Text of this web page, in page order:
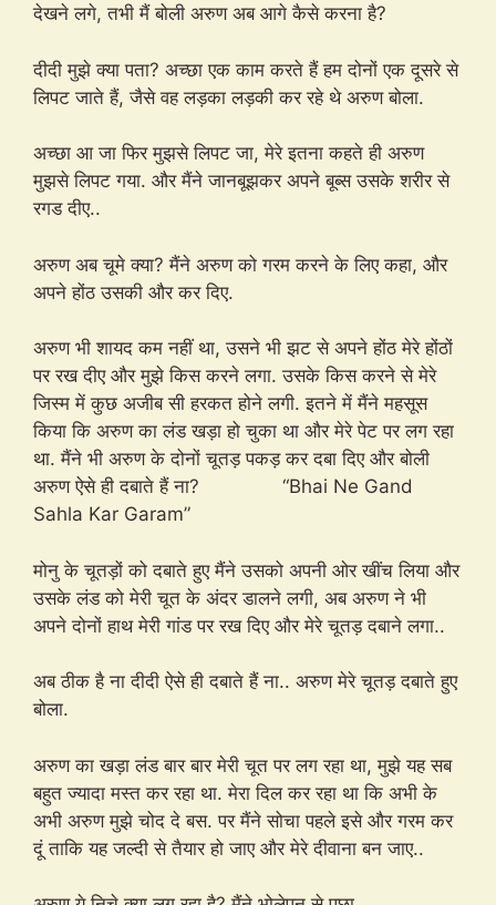
देखने लगे, तभी मैं बोली अरुण अब आगे कैसे करना है?
दीदी मुझे क्या पता? अच्छा एक काम करते हैं हम दोनों एक दूसरे से
लिपट जाते हैं, जैसे वह लड़का लड़की कर रहे थे अरुण बोला.
अच्छा आ जा फिर मुझसे लिपट जा, मेरे इतना कहते ही अरुण
मुझसे लिपट गया. और मैंने जानबूझकर अपने बूब्स उसके शरीर से
रगड दीए..
अरुण अब चूमे क्या? मैंने अरुण को गरम करने के लिए कहा, और
अपने होंठ उसकी और कर दिए.
अरुण भी शायद कम नहीं था, उसने भी झट से अपने होंठ मेरे होंठों
पर रख दीए और मुझे किस करने लगा. उसके किस करने से मेरे
जिस्म में कुछ अजीब सी हरकत होने लगी. इतने में मैंने महसूस
किया कि अरुण का लंड खड़ा हो चुका था और मेरे पेट पर लग रहा
था. मैंने भी अरुण के दोनों चूतड़ पकड़ कर दबा दिए और बोली
अरुण ऐसे ही दबाते हैं ना? “Bhai Ne Gand
Sahla Kar Garam”
मोनु के चूतड़ों को दबाते हुए मैंने उसको अपनी ओर खींच लिया और
उसके लंड को मेरी चूत के अंदर डालने लगी, अब अरुण ने भी
अपने दोनों हाथ मेरी गांड पर रख दिए और मेरे चूतड़ दबाने लगा..
अब ठीक है ना दीदी ऐसे ही दबाते हैं ना.. अरुण मेरे चूतड़ दबाते हुए
बोला.
अरुण का खड़ा लंड बार बार मेरी चूत पर लग रहा था, मुझे यह सब
बहुत ज्यादा मस्त कर रहा था. मेरा दिल कर रहा था कि अभी के
अभी अरुण मुझे चोद दे बस. पर मैंने सोचा पहले इसे और गरम कर
दूं ताकि यह जल्दी से तैयार हो जाए और मेरे दीवाना बन जाए..